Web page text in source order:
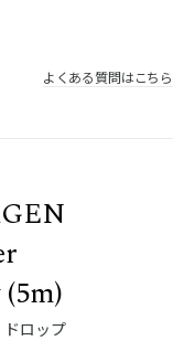
よくある質問はこちら
ドロップ